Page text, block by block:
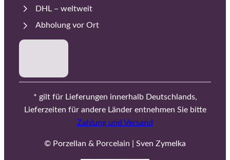
DHL – weltweit
Abholung vor Ort
* gilt für Lieferungen innerhalb Deutschlands,
Lieferzeiten für andere Länder entnehmen Sie bitte
Zahlung und Versand
© Porzellan & Porcelain | Sven Zymelka